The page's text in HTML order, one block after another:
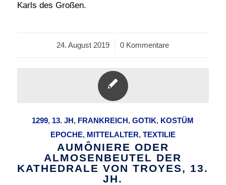
Karls des Großen.
24. August 2019
/ 0 Kommentare
1299, 13. JH, FRANKREICH,GOTIK, KOSTÜM
EPOCHE, MITTELALTER, TEXTILIE
AUMÔNIERE ODER
ALMOSENBEUTEL DER
KATHEDRALE VON TROYES, 13.
JH.